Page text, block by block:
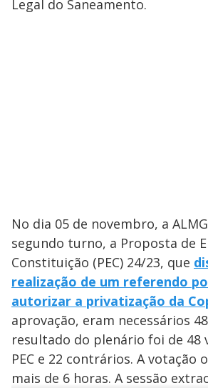
Legal do Saneamento.
No dia 05 de novembro, a
segundo turno, a Proposta de
Constituição (PEC) 24/23, que
realização de um referendo
autorizar a privatização da
aprovação, eram necessários
resultado do plenário foi de 48
PEC e 22 contrários. A votação
mais de 6 horas. A sessão